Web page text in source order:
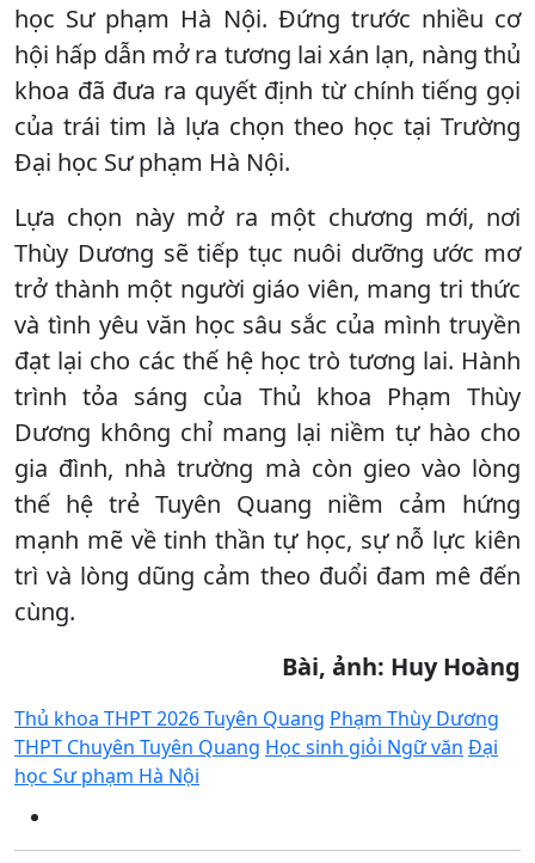
học Sư phạm Hà Nội. Đứng trước nhiều cơ
hội hấp dẫn mở ra tương lai xán lạn, nàng thủ
khoa đã đưa ra quyết định từ chính tiếng gọi
của trái tim là lựa chọn theo học tại Trường
Đại học Sư phạm Hà Nội.
Lựa chọn này mở ra một chương mới, nơi
Thùy Dương sẽ tiếp tục nuôi dưỡng ước mơ
trở thành một người giáo viên, mang tri thức
và tình yêu văn học sâu sắc của mình truyền
đạt lại cho các thế hệ học trò tương lai. Hành
trình tỏa sáng của Thủ khoa Phạm Thùy
Dương không chỉ mang lại niềm tự hào cho
gia đình, nhà trường mà còn gieo vào lòng
thế hệ trẻ Tuyên Quang niềm cảm hứng
mạnh mẽ về tinh thần tự học, sự nỗ lực kiên
trì và lòng dũng cảm theo đuổi đam mê đến
cùng.
Bài, ảnh: Huy Hoàng
Thủ khoa THPT 2026 Tuyên Quang Phạm Thùy Dương
THPT Chuyên Tuyên Quang Học sinh giỏi Ngữ văn Đại
học Sư phạm Hà Nội